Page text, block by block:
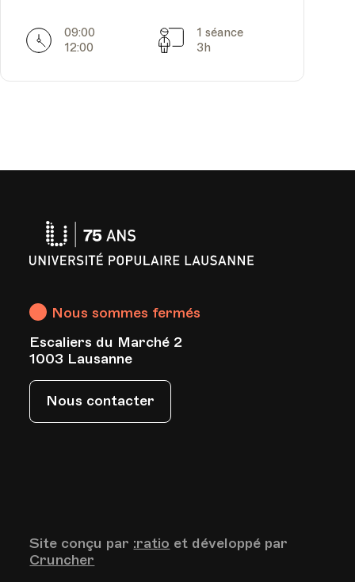
Horarires
09:00
12:00
Séances
1 séance
3h
Nous sommes fermés
Escaliers du Marché 2
1003 Lausanne
Nous contacter
Site conçu par :ratio et développé par
Cruncher